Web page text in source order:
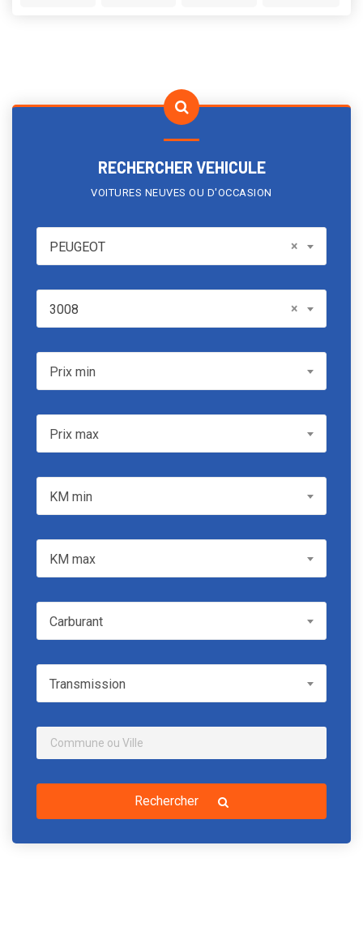
RECHERCHER VEHICULE
VOITURES NEUVES OU D'OCCASION
PEUGEOT ×
PEUGEOT
Model ×
3008
Prix minPrix min
Prix maxPrix max
KM min
KM max
CarburantCarburant
TransmissionTransmission
Rechercher